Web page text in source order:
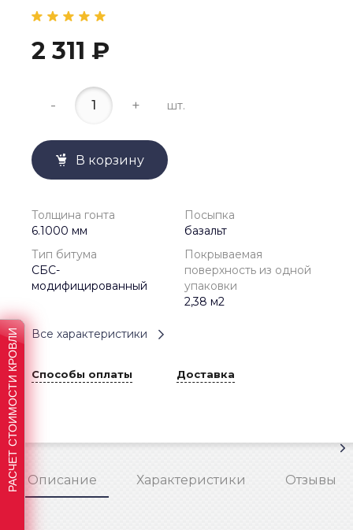
2 311 ₽
- + шт.
В корзину
Толщина гонта
6.1000 мм
Посыпка
базальт
Тип битума
СБС-
модифицированный
Покрываемая
поверхность из одной
упаковки
2,38 м2
Все характеристики
Способы оплаты Доставка
Описание Характеристики Отзывы
РАСЧЕТ СТОИМОСТИ КРОВЛИ